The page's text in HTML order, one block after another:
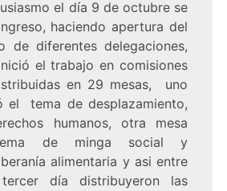
el día 9 de octubre se
haciendo apertura del
de diferentes delegaciones,
el trabajo en comisiones
en 29 mesas, uno
el tema de desplazamiento,
humanos, otra mesa
de minga social y
alimentaria y asi entre
día distribuyeron las